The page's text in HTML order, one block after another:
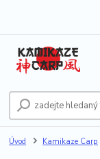
Úvod Kamikaze Carp